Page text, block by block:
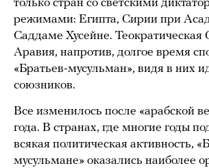
только стран со светскими
режимами: Египта, Сирии при
Саддаме Хусейне. Теократическая
Аравия, напротив, долгое время
«Братьев-мусульман», видя в них
союзников.
Все изменилось после «арабской
года. В странах, где многие годы
всякая политическая активность,
мусульмане» оказались наиболее